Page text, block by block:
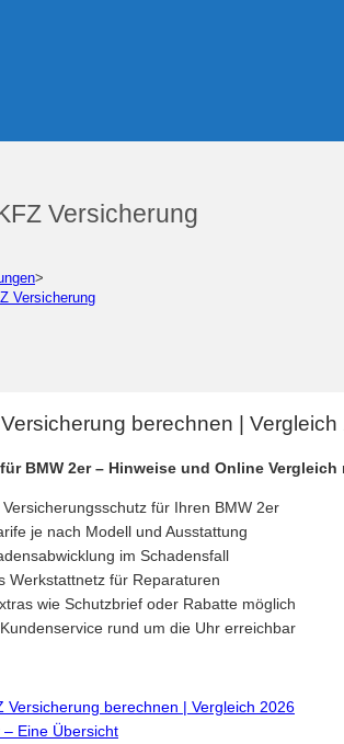
Versicherung
>
Versicherung
berechnen | Vergleich
BMW 2er – Hinweise und Online Vergleich
für Ihren BMW 2er
je nach Modell und Ausstattung
im Schadensfall
Werkstattnetz für Reparaturen
wie Schutzbrief oder Rabatte möglich
rund um die Uhr erreichbar
Versicherung berechnen | Vergleich 2026
Eine Übersicht